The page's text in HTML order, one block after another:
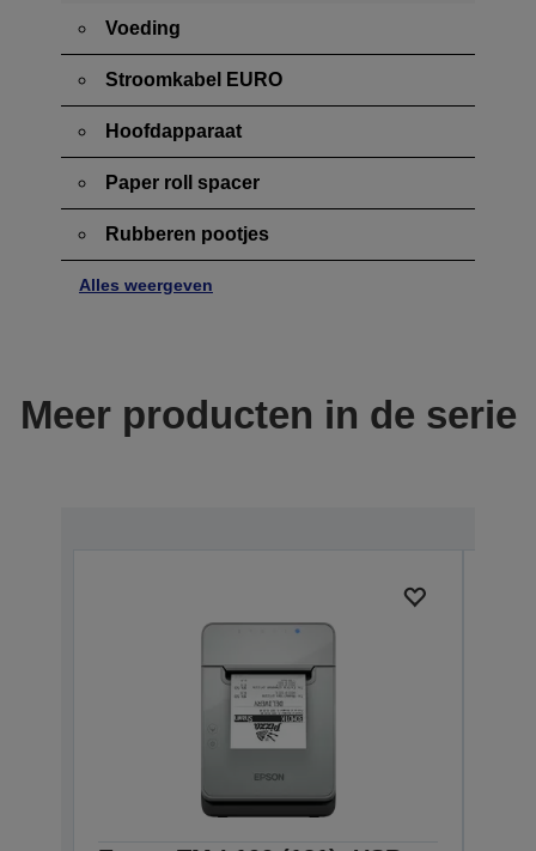
Voeding
Stroomkabel EURO
Hoofdapparaat
Paper roll spacer
Rubberen pootjes
Alles weergeven
Meer producten in de serie